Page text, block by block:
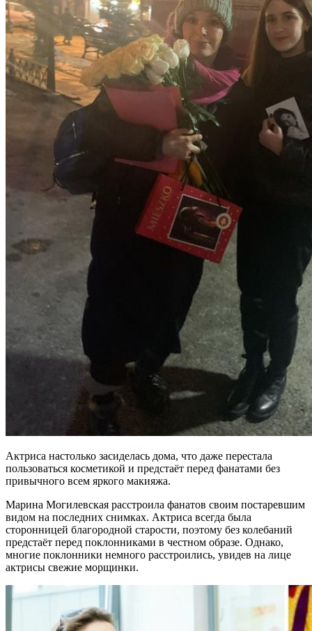
Актриса настолько засиделась дома, что даже перестала
пользоваться косметикой и предстаёт перед фанатами без
привычного всем яркого макияжа.
Марина Могилевская расстроила фанатов своим постаревшим
видом на последних снимках. Актриса всегда была
сторонницей благородной старости, поэтому без колебаний
предстаёт перед поклонниками в честном образе. Однако,
многие поклонники немного расстроились, увидев на лице
актрисы свежие морщинки.